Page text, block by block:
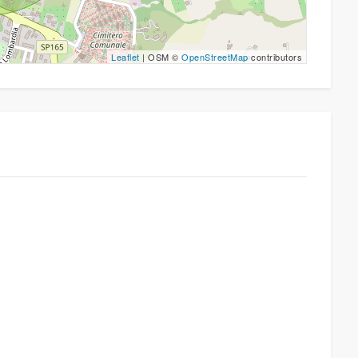
Leaflet | OSM ©OpenStreetMap contributors